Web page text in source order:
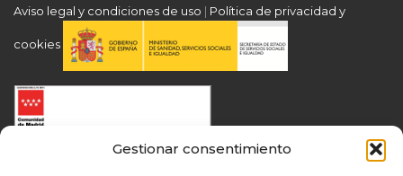
Gestionar consentimiento
Aviso legal y condiciones de uso | Política de privacidad y
cookies